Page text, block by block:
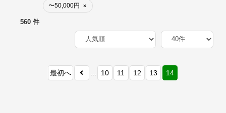
〜50,000円 ×
560 件
最初へ 10 11 12 13 14